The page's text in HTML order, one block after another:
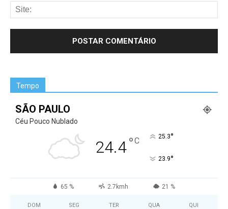
Tempo
SÃO PAULO
Céu Pouco Nublado
24.4°C 25.3°
23.9°
65 % 2.7kmh 21 %
DOM SEG TER QUA QUI